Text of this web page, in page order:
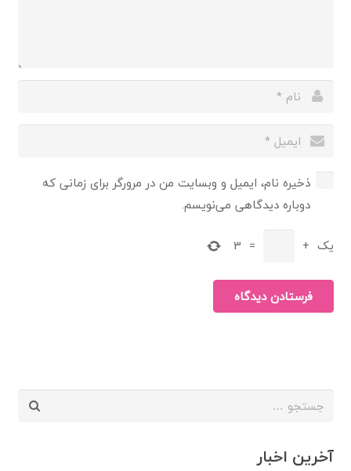
ذخیره نام، ایمیل و وبسایت من در مرورگر برای زمانی که
دوباره دیدگاهی می‌نویسم.
یک +
=
3
فرستادن دیدگاه
جستجو
آخرین اخبار